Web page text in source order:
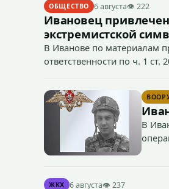
ОБЩЕСТВО 6 августа👁 222
Ивановец
экстремистской
В Иванове по материалам
ответственности по ч. 1
символики в сети Интернет.
В
ЖКХ 6 августа👁 237